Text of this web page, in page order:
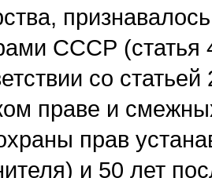
СССР (статья
со
праве и
прав
и 50 лет